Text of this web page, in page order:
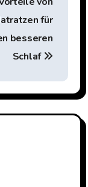
für
besseren
Schlaf